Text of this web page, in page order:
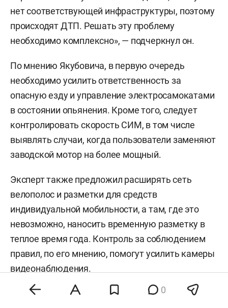
нет соответствующей инфраструктуры, поэтому
происходят ДТП. Решать эту проблему
необходимо комплексно», — подчеркнул он.
По мнению Якубовича, в первую очередь
необходимо усилить ответственность за
опасную езду и управление электросамокатами
в состоянии опьянения. Кроме того, следует
контролировать скорость СИМ, в том числе
выявлять случаи, когда пользователи заменяют
заводской мотор на более мощный.
Эксперт также предложил расширять сеть
велополос и разметки для средств
индивидуальной мобильности, а там, где это
невозможно, наносить временную разметку в
теплое время года. Контроль за соблюдением
правил, по его мнению, помогут усилить камеры
видеонаблюдения.
Отдельно Якубович обратил внимание на
0